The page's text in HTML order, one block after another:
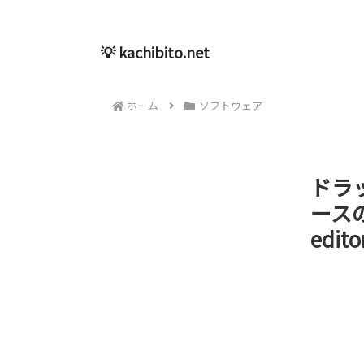
💡 kachibito.net
ホーム ソフトウェア
ド
ース